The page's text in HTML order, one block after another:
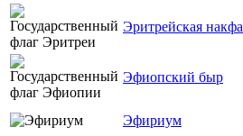
Эритрейская накфа
Эфиопский быр
Эфириум